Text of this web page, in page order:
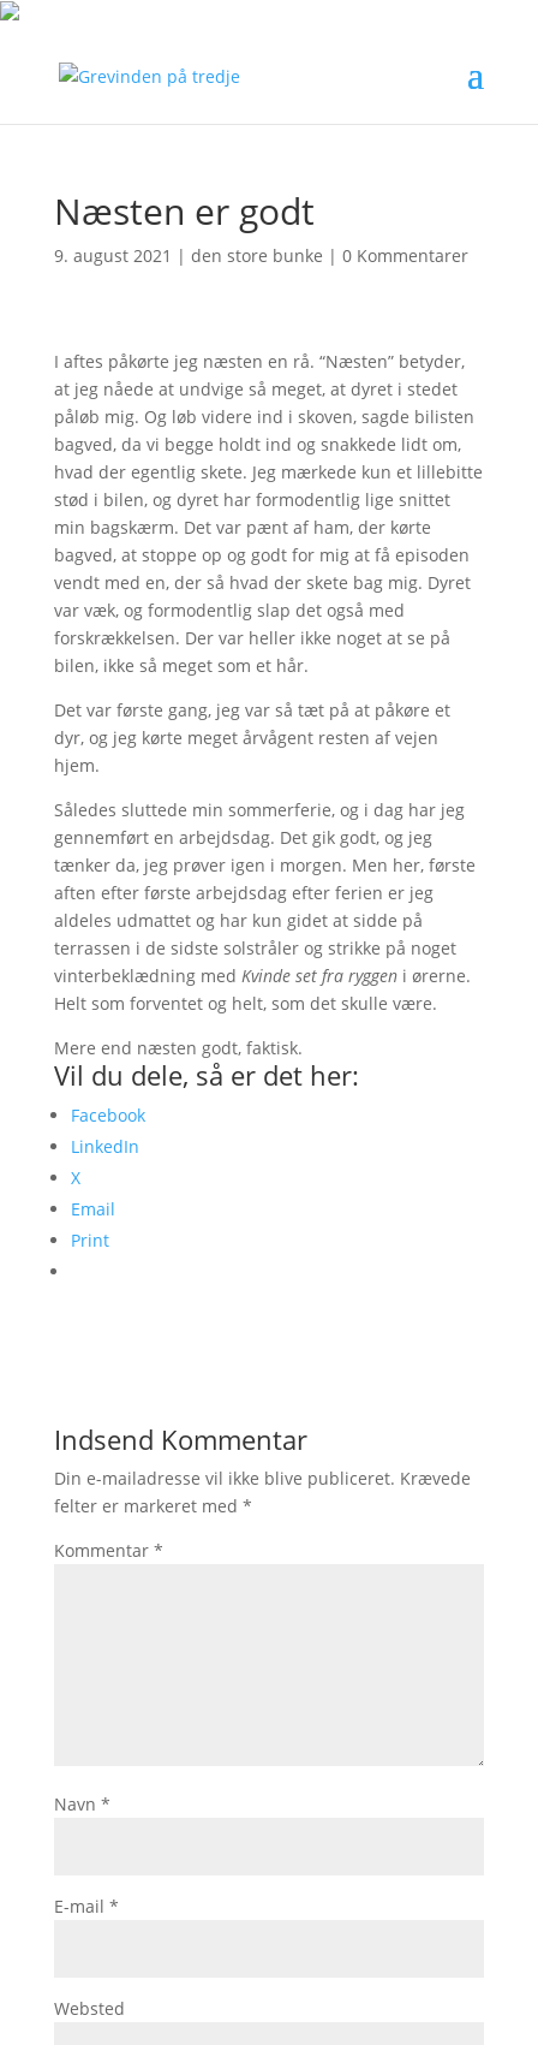
Næsten er godt
9. august 2021 | den store bunke | 0 Kommentarer
I aftes påkørte jeg næsten en rå. “Næsten” betyder,
at jeg nåede at undvige så meget, at dyret i stedet
påløb mig. Og løb videre ind i skoven, sagde bilisten
bagved, da vi begge holdt ind og snakkede lidt om,
hvad der egentlig skete. Jeg mærkede kun et lillebitte
stød i bilen, og dyret har formodentlig lige snittet
min bagskærm. Det var pænt af ham, der kørte
bagved, at stoppe op og godt for mig at få episoden
vendt med en, der så hvad der skete bag mig. Dyret
var væk, og formodentlig slap det også med
forskrækkelsen. Der var heller ikke noget at se på
bilen, ikke så meget som et hår.
Det var første gang, jeg var så tæt på at påkøre et
dyr, og jeg kørte meget årvågent resten af vejen
hjem.
Således sluttede min sommerferie, og i dag har jeg
gennemført en arbejdsdag. Det gik godt, og jeg
tænker da, jeg prøver igen i morgen. Men her, første
aften efter første arbejdsdag efter ferien er jeg
aldeles udmattet og har kun gidet at sidde på
terrassen i de sidste solstråler og strikke på noget
vinterbeklædning med Kvinde set fra ryggeni ørerne.
Helt som forventet og helt, som det skulle være.
Mere end næsten godt, faktisk.
Vil du dele, så er det her:
Facebook
LinkedIn
X
Email
Print
Indsend Kommentar
Din e-mailadresse vil ikke blive publiceret. Krævede
felter er markeret med *
Kommentar *
Navn *
E-mail *
Websted